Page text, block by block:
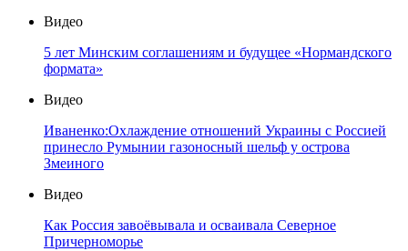
Видео
5 лет Минским соглашениям и будущее «Нормандского
формата»
Видео
Иваненко:Охлаждение отношений Украины с Россией
принесло Румынии газоносный шельф у острова
Змеиного
Видео
Как Россия завоёвывала и осваивала Северное
Причерноморье